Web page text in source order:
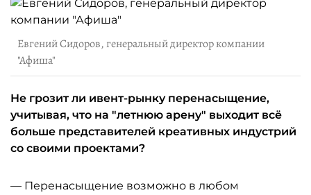
Евгений Сидоров, генеральный директор компании
"Афиша"
Не грозит ли ивент-рынку перенасыщение,
учитывая, что на "летнюю арену" выходит всё
больше представителей креативных индустрий
со своими проектами?
— Перенасыщение возможно в любом